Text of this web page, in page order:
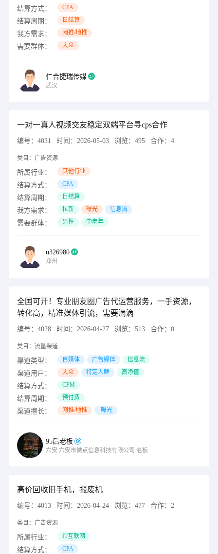
结算方式： CPA
结算周期： 日结算
我方需求： 网推/地推
需要群体： 大众
仁合捷瑞传媒
武汉
一对一真人视频交友稳定双端平台寻cps合作
编号： 4031 时间： 2026-05-03 浏览： 495 合作： 4
类目： 广告资源
所属行业： 其他行业
结算方式： CPA
结算周期： 日结算
我方需求： 拉新 曝光 信息流
需要群体： 男性 中老年
u326980
郑州
全国可开！专业朋友圈广告代运营服务，一手资源，
转化高，精准媒体引流，需要滴滴
编号： 4028 时间： 2026-04-27 浏览： 513 合作： 0
类目： 流量渠道
渠道类型： 自媒体 广告媒体 信息流
渠道用户： 大众 特定人群 高净值
结算方式： CPM
结算周期： 预付费
渠道擅长： 网推/地推 曝光
95后老板
六安 六安市微点信息科技有限公司 老板
高价回收旧手机，报废机
编号： 4013 时间： 2026-04-24 浏览： 477 合作： 2
类目： 广告资源
所属行业： IT互联网
结算方式： CPA